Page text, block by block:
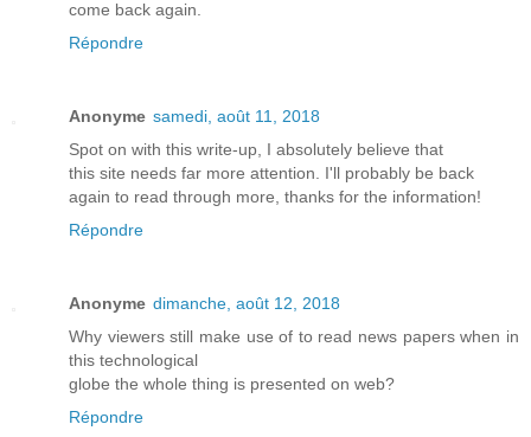
come back again.
Répondre
Anonyme samedi, août 11, 2018
Spot on with this write-up, I absolutely believe that
this site needs far more attention. I'll probably be back
again to read through more, thanks for the information!
Répondre
Anonyme dimanche, août 12, 2018
Why viewers still make use of to read news papers when in
this technological
globe the whole thing is presented on web?
Répondre